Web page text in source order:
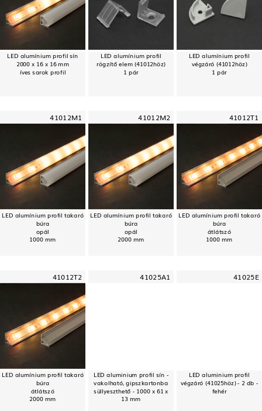
LED alumínium profil sín
2000 x 16 x 16 mm
íves sarok profil
LED alumínium profil
rögzítő elem (41012höz)
1 pár
LED alumínium profil
végzáró (41012höz)
1 pár
41012M1
LED alumínium profil takaró
búra
opál
1000 mm
41012M2
LED alumínium profil takaró
búra
opál
2000 mm
41012T1
LED alumínium profil takaró
búra
átlátszó
1000 mm
41012T2
LED alumínium profil takaró
búra
átlátszó
2000 mm
41025A1
LED aluminium profil sín -
vakolható, gipszkartonba
süllyeszthető - 1000 x 61 x
13 mm
41025E
LED aluminium profil
végzáró (41025höz) - 2 db -
fehér